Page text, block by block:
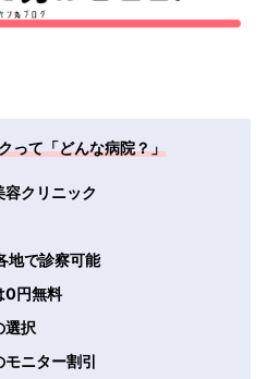
って「どんな病院？」
容クリニック
地で診察可能
0円無料
選択
モニター割引